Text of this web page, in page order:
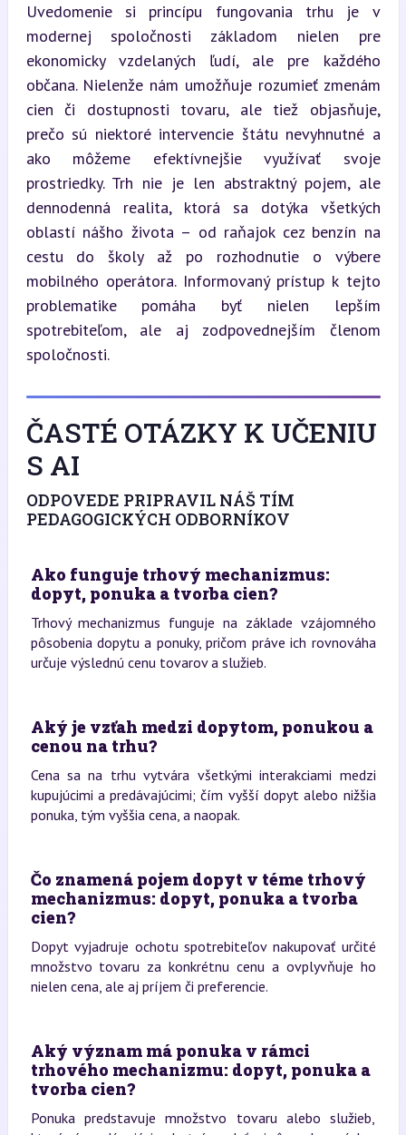
Uvedomenie si princípu fungovania trhu je v
modernej spoločnosti základom nielen pre
ekonomicky vzdelaných ľudí, ale pre každého
občana. Nielenže nám umožňuje rozumieť zmenám
cien či dostupnosti tovaru, ale tiež objasňuje,
prečo sú niektoré intervencie štátu nevyhnutné a
ako môžeme efektívnejšie využívať svoje
prostriedky. Trh nie je len abstraktný pojem, ale
dennodenná realita, ktorá sa dotýka všetkých
oblastí nášho života – od raňajok cez benzín na
cestu do školy až po rozhodnutie o výbere
mobilného operátora. Informovaný prístup k tejto
problematike pomáha byť nielen lepším
spotrebiteľom, ale aj zodpovednejším členom
spoločnosti.
ČASTÉ OTÁZKY K UČENIU
S AI
ODPOVEDE PRIPRAVIL NÁŠ TÍM
PEDAGOGICKÝCH ODBORNÍKOV
Ako funguje trhový mechanizmus:
dopyt, ponuka a tvorba cien?
Trhový mechanizmus funguje na základe vzájomného
pôsobenia dopytu a ponuky, pričom práve ich rovnováha
určuje výslednú cenu tovarov a služieb.
Aký je vzťah medzi dopytom, ponukou a
cenou na trhu?
Cena sa na trhu vytvára všetkými interakciami medzi
kupujúcimi a predávajúcimi; čím vyšší dopyt alebo nižšia
ponuka, tým vyššia cena, a naopak.
Čo znamená pojem dopyt v téme trhový
mechanizmus: dopyt, ponuka a tvorba
cien?
Dopyt vyjadruje ochotu spotrebiteľov nakupovať určité
množstvo tovaru za konkrétnu cenu a ovplyvňuje ho
nielen cena, ale aj príjem či preferencie.
Aký význam má ponuka v rámci
trhového mechanizmu: dopyt, ponuka a
tvorba cien?
Ponuka predstavuje množstvo tovaru alebo služieb,